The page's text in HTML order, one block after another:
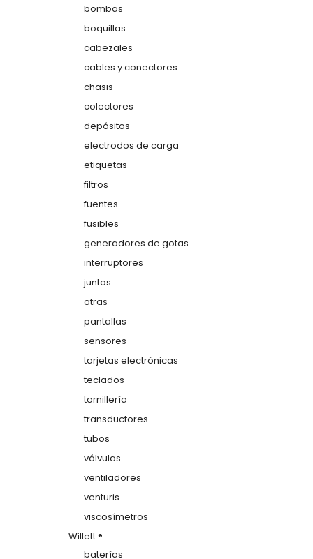
bombas
boquillas
cabezales
cables y conectores
chasis
colectores
depósitos
electrodos de carga
etiquetas
filtros
fuentes
fusibles
generadores de gotas
interruptores
juntas
otras
pantallas
sensores
tarjetas electrónicas
teclados
tornillería
transductores
tubos
válvulas
ventiladores
venturis
viscosímetros
Willett ®
baterías